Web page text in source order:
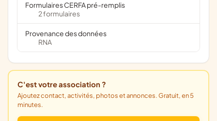
Formulaires CERFA pré-remplis
2 formulaires
Provenance des données
RNA
C'est votre association ?
Ajoutez contact, activités, photos et annonces. Gratuit, en 5
minutes.